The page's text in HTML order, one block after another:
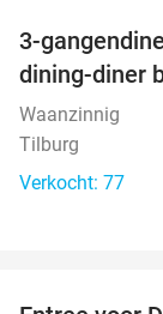
3-
dining-diner
Waanzinnig
Tilburg
Verkocht: 77